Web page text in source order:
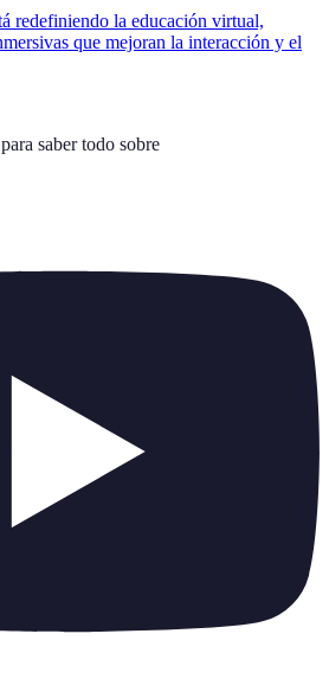
redefiniendo la educación virtual,
que mejoran la interacción y el
saber todo sobre